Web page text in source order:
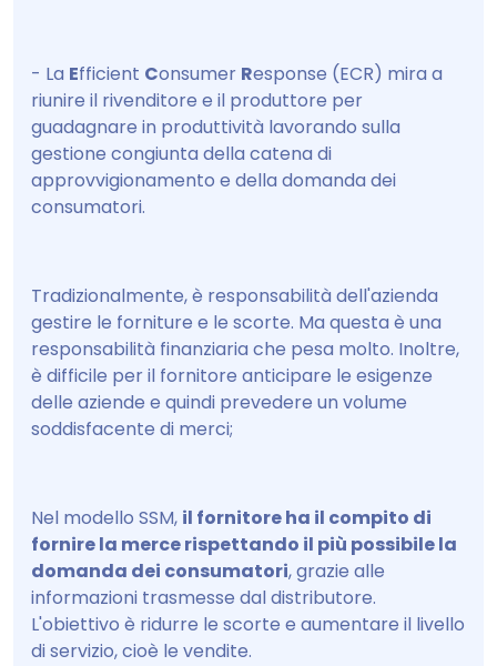
- La Efficient Consumer Response (ECR) mira a
riunire il rivenditore e il produttore per
guadagnare in produttività lavorando sulla
gestione congiunta della catena di
approvvigionamento e della domanda dei
consumatori.
Tradizionalmente, è responsabilità dell'azienda
gestire le forniture e le scorte. Ma questa è una
responsabilità finanziaria che pesa molto. Inoltre,
è difficile per il fornitore anticipare le esigenze
delle aziende e quindi prevedere un volume
soddisfacente di merci;
Nel modello SSM, il fornitore ha il compito di
fornire la merce rispettando il più possibile la
domanda dei consumatori, grazie alle
informazioni trasmesse dal distributore.
L'obiettivo è ridurre le scorte e aumentare il livello
di servizio, cioè le vendite.